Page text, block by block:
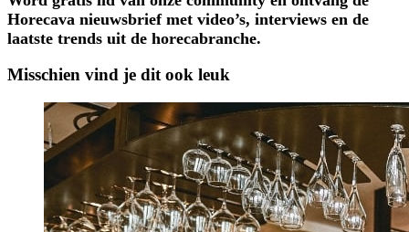
Horecava nieuwsbrief met video’s, interviews en de
laatste trends uit de horecabranche.
Misschien vind je dit ook leuk